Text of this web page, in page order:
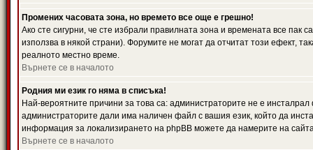
Промених часовата зона, но времето все още е грешно!
Ако сте сигурни, че сте избрали правилната зона и времената все
използва в някой страни). Форумите не могат да отчитат този ефект,
реалното местно време.
Върнете се в началото
Родния ми език го няма в списъка!
Най-вероятните причини за това са: администраторите не е
администраторите дали има наличен файл с вашия език, който да
информация за локализирането на phpBB можете да намерите на
Върнете се в началото